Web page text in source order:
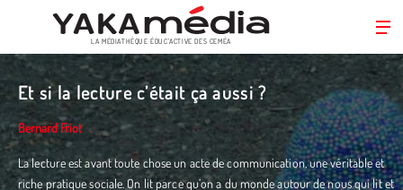
Aller
au
contenu
principal
LA MÉDIATHÈQUE ÉDUC’ACTIVE DES CEMÉA
Et si la lecture c’était ça aussi ?
Bernard Friot
La lecture est avant toute chose un acte de communication, une véritable et
riche pratique sociale. On lit parce qu’on a du monde autour de nous qui lit et